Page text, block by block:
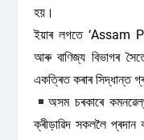
হয়।
ইয়াৰ লগতে ‘Assam
আৰু বাণিজ্য বিভাগৰ
একত্ৰিত কৰাৰ সিদ্ধান্ত
অসম চৰকাৰে
ক্ৰীড়াৱিদ সকললৈ